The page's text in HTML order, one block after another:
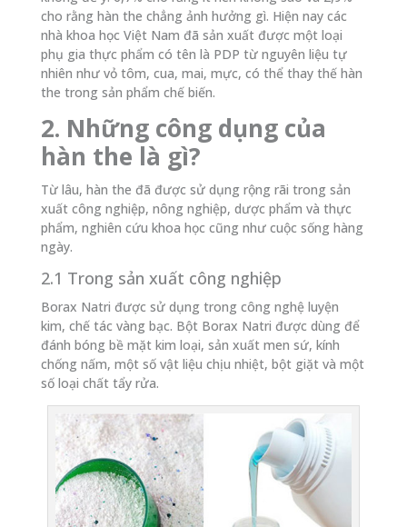
cho rằng hàn the chẳng ảnh hưởng gì. Hiện nay các
nhà khoa học Việt Nam đã sản xuất được một loại
phụ gia thực phẩm có tên là PDP từ nguyên liệu tự
nhiên như vỏ tôm, cua, mai, mực, có thể thay thế hàn
the trong sản phẩm chế biến.
2. Những công dụng của
hàn the là gì?
Từ lâu, hàn the đã được sử dụng rộng rãi trong sản
xuất công nghiệp, nông nghiệp, dược phẩm và thực
phẩm, nghiên cứu khoa học cũng như cuộc sống hàng
ngày.
2.1 Trong sản xuất công nghiệp
Borax Natri được sử dụng trong công nghệ luyện
kim, chế tác vàng bạc. Bột Borax Natri được dùng để
đánh bóng bề mặt kim loại, sản xuất men sứ, kính
chống nấm, một số vật liệu chịu nhiệt, bột giặt và một
số loại chất tẩy rửa.